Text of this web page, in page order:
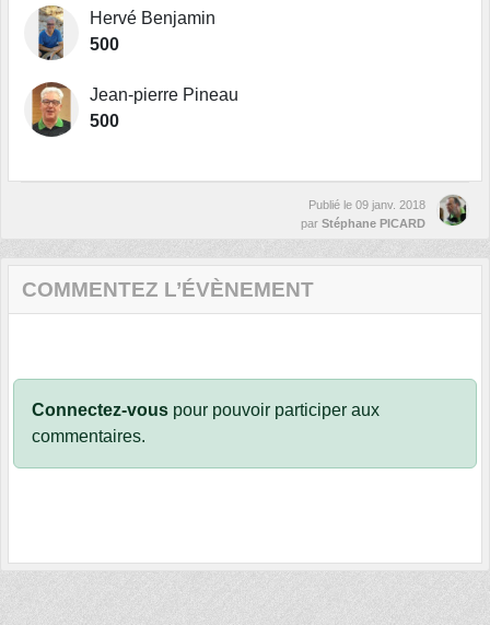
Hervé Benjamin
500
Jean-pierre Pineau
500
Publié le 09 janv. 2018
par Stéphane PICARD
COMMENTEZ L’ÉVÈNEMENT
Connectez-vous pour pouvoir participer aux
commentaires.